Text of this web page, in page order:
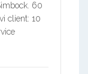
60
client: 10